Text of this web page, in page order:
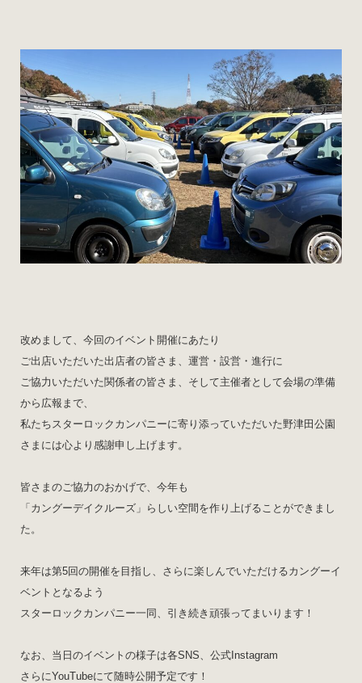
改めまして、今回のイベント開催にあたり
ご出店いただいた出店者の皆さま、運営・設営・進行に
ご協力いただいた関係者の皆さま、そして主催者として会場の準備
から広報まで、
私たちスターロックカンパニーに寄り添っていただいた野津田公園
さまには心より感謝申し上げます。
皆さまのご協力のおかげで、今年も
「カングーデイクルーズ」らしい空間を作り上げることができまし
た。
来年は第5回の開催を目指し、さらに楽しんでいただけるカングーイ
ベントとなるよう
スターロックカンパニー一同、引き続き頑張ってまいります！
なお、当日のイベントの様子は各SNS、公式Instagram
さらにYouTubeにて随時公開予定です！